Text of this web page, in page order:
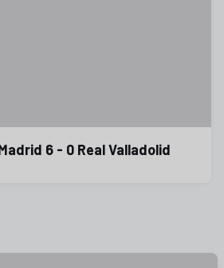
6 - 0 Real Valladolid